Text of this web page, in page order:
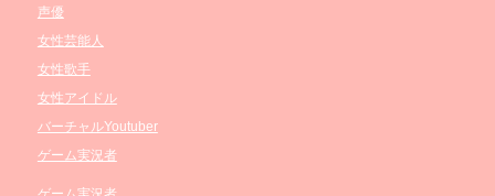
声優
女性芸能人
女性歌手
女性アイドル
バーチャルYoutuber
ゲーム実況者